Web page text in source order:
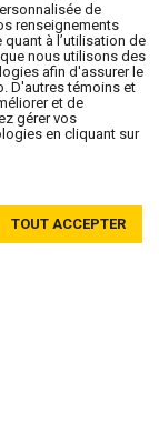
de
renseignements
à l’utilisation de
nous utilisons des
afin d'assurer le
D'autres témoins et
et de
gérer vos
en cliquant sur